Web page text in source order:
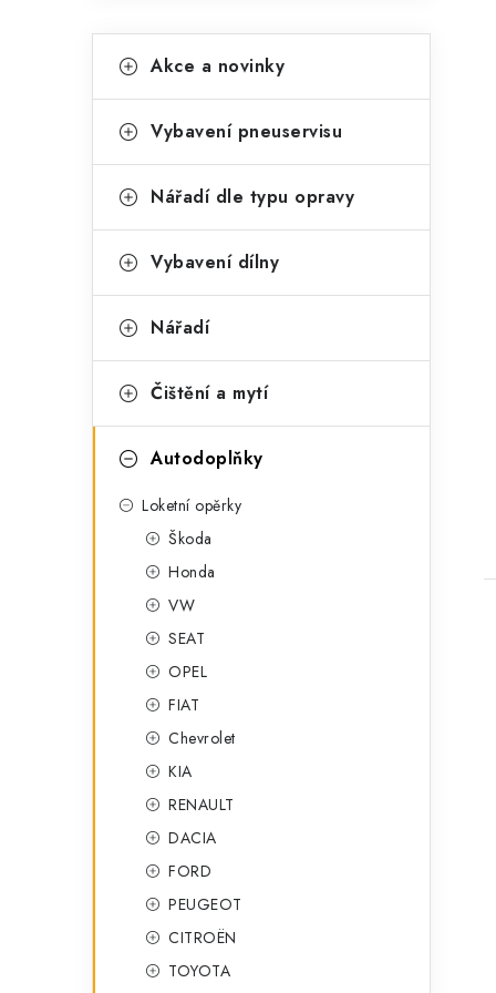
kategorie
a
e
o
i
Akce a novinky
Vybavení pneuservisu
Nářadí dle typu opravy
Vybavení dílny
Nářadí
Čištění a mytí
Autodoplňky
Loketní opěrky
Škoda
Honda
VW
SEAT
OPEL
FIAT
Chevrolet
KIA
RENAULT
DACIA
FORD
PEUGEOT
CITROËN
TOYOTA